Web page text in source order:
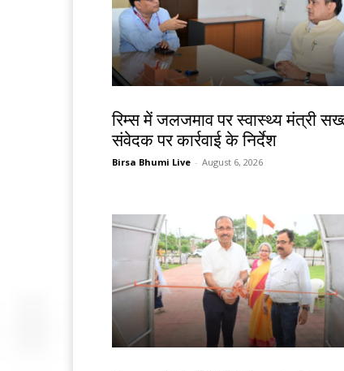
रिम्स में जलजमाव पर स्वास्थ्य मंत्री
संवेदक पर कार्रवाई के निर्देश
Birsa Bhumi Live - August 6, 2026